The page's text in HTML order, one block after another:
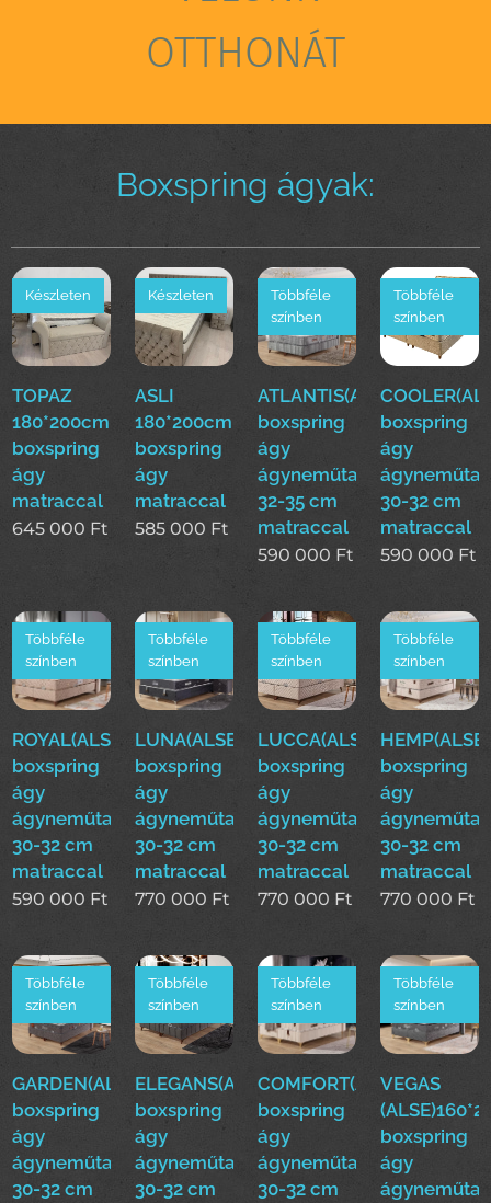
OTTHONÁT
Boxspring ágyak:
TOPAZ
180*200cm
boxspring
ágy
matraccal
Készleten
645 000 Ft
ASLI
180*200cm
boxspring
ágy
matraccal
Készleten
585 000 Ft
ATLANTIS(ALS)160*200cm
boxspring
ágy
ágyneműtartóval
32-35 cm
matraccal
Többféle
színben
590 000 Ft
boxspring
ágy
30-32 cm
matraccal
Többféle
színben
590 000 Ft
ROYAL(ALS)160*200cm
boxspring
ágy
ágyneműtartóval
30-32 cm
matraccal
Többféle
színben
590 000 Ft
LUNA(ALSE)160*200cm
boxspring
ágy
ágyneműtartóval
30-32 cm
matraccal
Többféle
színben
770 000 Ft
LUCCA(ALSE)160*200cm
boxspring
ágy
ágyneműtartóval
30-32 cm
matraccal
Többféle
színben
770 000 Ft
boxspring
ágy
30-32 cm
matraccal
Többféle
színben
770 000 Ft
GARDEN(ALSE)160*200cm
boxspring
ágy
ágyneműtartóval
30-32 cm
Többféle
színben
ELEGANS(ALSE)160*200cm
boxspring
ágy
ágyneműtartóval
30-32 cm
Többféle
színben
boxspring
ágy
ágyneműtartóval
30-32 cm
Többféle
színben
VEGAS
boxspring
ágy
Többféle
színben